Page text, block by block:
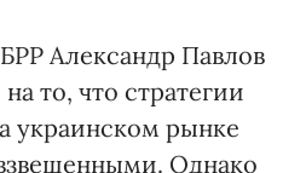
Александр Павлов
то, что стратегии
украинском рынке
Однако